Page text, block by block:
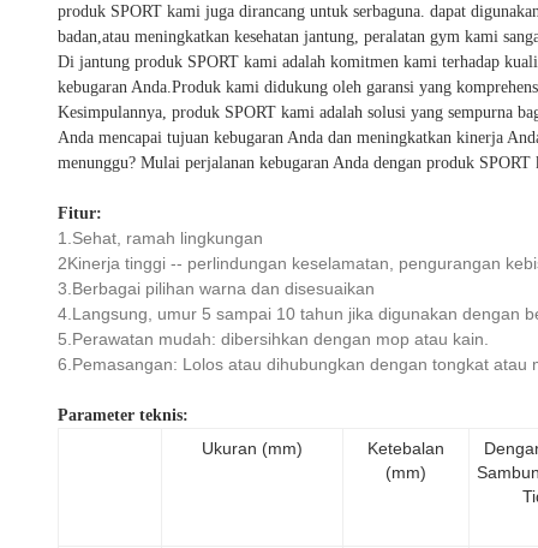
produk SPORT kami juga dirancang untuk serbaguna. dapat
badan,atau meningkatkan kesehatan jantung, peralatan gym kami
Di jantung produk SPORT kami adalah komitmen kami terhadap
kebugaran Anda.Produk kami didukung oleh garansi yang
Kesimpulannya, produk SPORT kami adalah solusi yang sempurna
Anda mencapai tujuan kebugaran Anda dan meningkatkan kinerja
menunggu? Mulai perjalanan kebugaran Anda dengan produk
Fitur:
1.Sehat, ramah lingkungan
2Kinerja tinggi -- perlindungan keselamatan, pengurangan
3.Berbagai pilihan warna dan disesuaikan
4.Langsung, umur 5 sampai 10 tahun jika digunakan dengan
5.Perawatan mudah: dibersihkan dengan mop atau kain.
6.Pemasangan: Lolos atau dihubungkan dengan tongkat atau
Parameter teknis:
Ukuran (mm)
Ketebalan
(mm)